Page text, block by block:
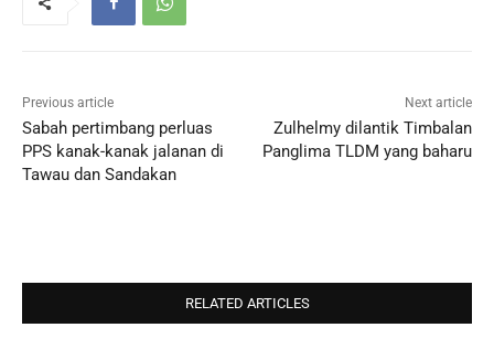
Previous article
Sabah pertimbang perluas
PPS kanak-kanak jalanan di
Tawau dan Sandakan
Next article
Zulhelmy dilantik Timbalan
Panglima TLDM yang baharu
RELATED ARTICLES